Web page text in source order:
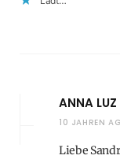
ANNA LUZ
10 JAHREN
Liebe